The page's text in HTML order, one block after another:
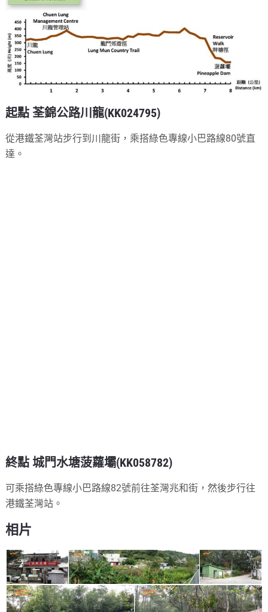
起點 荃錦公路川龍(KK024795)
從港鐵荃灣站步行到川龍街，乘搭綠色專線小巴路線80號直
達。
終點 城門水塘菠蘿壩(KK058782)
可乘搭綠色專線小巴路線82號前往荃灣兆和街，然後步行往
港鐵荃灣站。
相片